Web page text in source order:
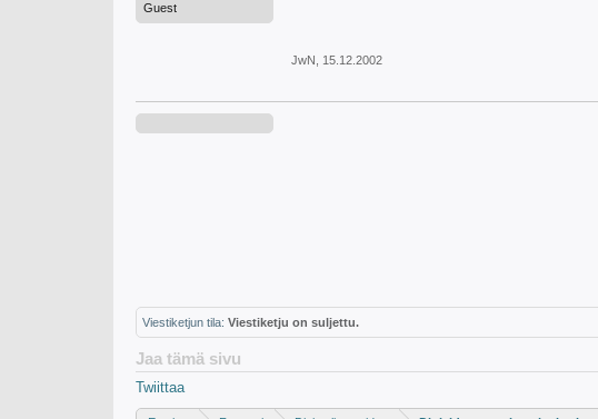
Guest
JwN 15.12.2002
Viestiketjun tila: Viestiketju on suljettu.
Jaa tämä sivu
Twiittaa